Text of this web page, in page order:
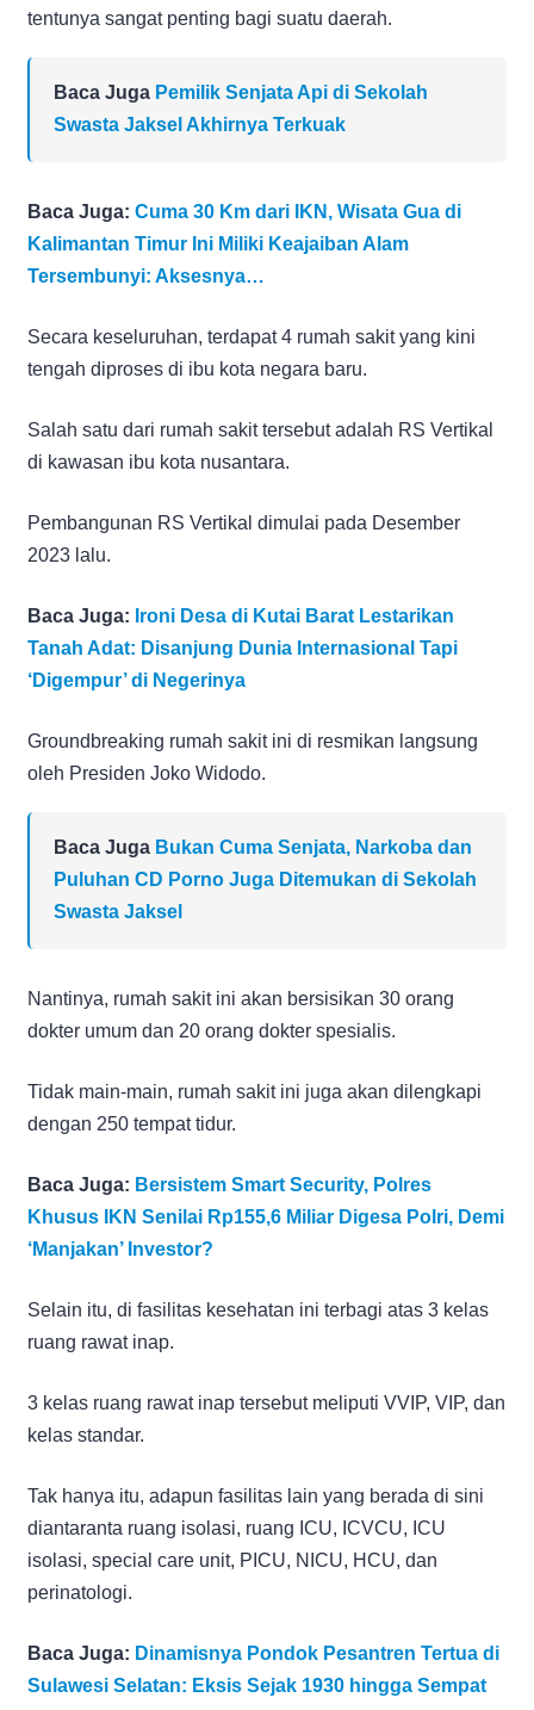
tentunya sangat penting bagi suatu daerah.
Baca Juga Pemilik Senjata Api di Sekolah
Swasta Jaksel Akhirnya Terkuak
Baca Juga: Cuma 30 Km dari IKN, Wisata Gua di
Kalimantan Timur Ini Miliki Keajaiban Alam
Tersembunyi: Aksesnya…
Secara keseluruhan, terdapat 4 rumah sakit yang kini
tengah diproses di ibu kota negara baru.
Salah satu dari rumah sakit tersebut adalah RS Vertikal
di kawasan ibu kota nusantara.
Pembangunan RS Vertikal dimulai pada Desember
2023 lalu.
Baca Juga: Ironi Desa di Kutai Barat Lestarikan
Tanah Adat: Disanjung Dunia Internasional Tapi
‘Digempur’ di Negerinya
Groundbreaking rumah sakit ini di resmikan langsung
oleh Presiden Joko Widodo.
Baca Juga Bukan Cuma Senjata, Narkoba dan
Puluhan CD Porno Juga Ditemukan di Sekolah
Swasta Jaksel
Nantinya, rumah sakit ini akan bersisikan 30 orang
dokter umum dan 20 orang dokter spesialis.
Tidak main-main, rumah sakit ini juga akan dilengkapi
dengan 250 tempat tidur.
Baca Juga: Bersistem Smart Security, Polres
Khusus IKN Senilai Rp155,6 Miliar Digesa Polri, Demi
‘Manjakan’ Investor?
Selain itu, di fasilitas kesehatan ini terbagi atas 3 kelas
ruang rawat inap.
3 kelas ruang rawat inap tersebut meliputi VVIP, VIP, dan
kelas standar.
Tak hanya itu, adapun fasilitas lain yang berada di sini
diantaranta ruang isolasi, ruang ICU, ICVCU, ICU
isolasi, special care unit, PICU, NICU, HCU, dan
perinatologi.
Baca Juga: Dinamisnya Pondok Pesantren Tertua di
Sulawesi Selatan: Eksis Sejak 1930 hingga Sempat